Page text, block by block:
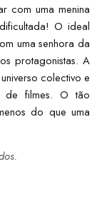
com uma menina
O ideal
uma senhora da
protagonistas. A
colectivo e
de filmes. O tão
do que uma